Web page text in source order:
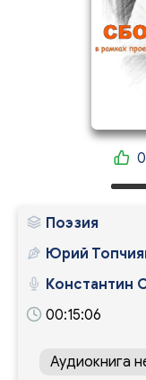
0
Поэзия
Юрий
Константин
00:15:06
Аудиокнига